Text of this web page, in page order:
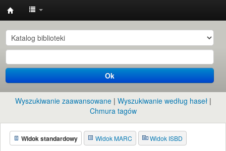
Instytut
Etnologii
i
Antropologii
Kulturowej
UW
Ok
Wyszukiwanie zaawansowane
Wyszukiwanie według haseł
Chmura tagów
Widok standardowy Widok MARC Widok ISBD